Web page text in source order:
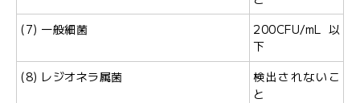
(7) 一般細菌
200CFU/mL以
下
(8) レジオネラ属菌
検出されないこ
と